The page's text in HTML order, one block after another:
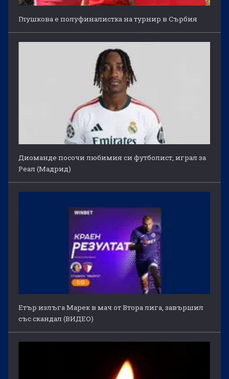
Глушкова е полуфиналистка на турнир в Сърбия
Диоманде посочи любимия си футболист, играл за
Реал (Мадрид)
Етър излъга Марек в мач от Втора лига, завършил
със скандал (ВИДЕО)